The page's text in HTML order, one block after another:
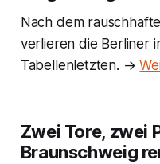
Nach dem
verlieren die Berliner
Tabellenletzten. →
Zwei Tore, zwei
Braunschweig